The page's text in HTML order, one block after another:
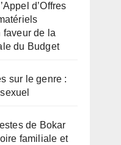
d’Offres
faveur de la
du Budget
sur le genre :
de Bokar
familiale et